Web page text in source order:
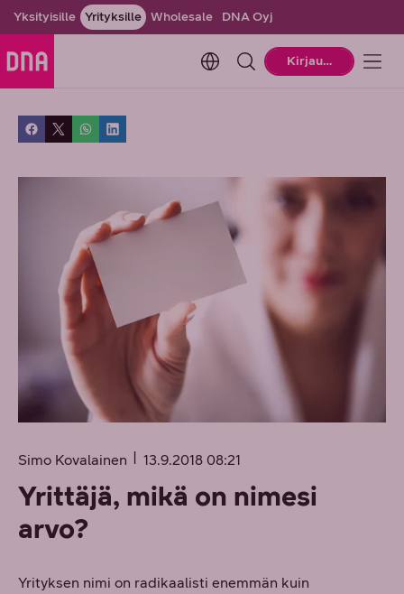
Yksityisille Yrityksille Wholesale DNA Oyj
Change language. Current
Kirjaudu
Simo Kovalainen 13.9.2018 08:21
Yrittäjä, mikä on nimesi
arvo?
Yrityksen nimi on radikaalisti enemmän kuin